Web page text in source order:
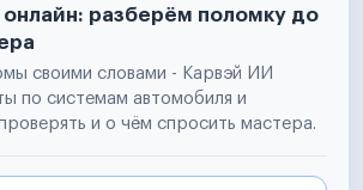
разберём поломку до
своими словами - Карвэй ИИ
по системам автомобиля и
и о чём спросить мастера.